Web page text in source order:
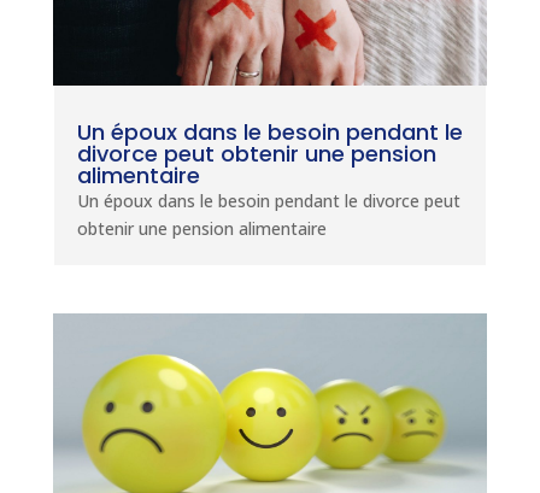
Un époux dans le besoin pendant le
divorce peut obtenir une pension
alimentaire
Un époux dans le besoin pendant le divorce peut
obtenir une pension alimentaire